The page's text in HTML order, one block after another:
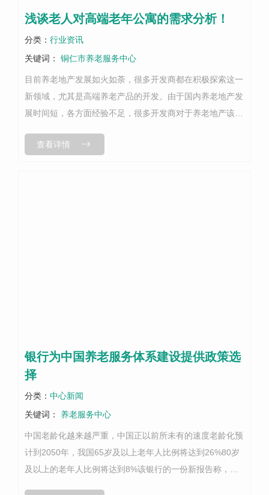
浅谈老人对高端老年公寓的需求分析！
分类： 行业资讯
关键词：
铜仁市养老服务中心
目前养老地产发展如火如荼，很多开发商都在积极探索这一
新领域，尤其是高端养老产品的开发。由于国内养老地产发
展时间短，各方面经验不足，很多开发商对于养老地产该怎
商对高端养老产品还没有形成清晰的...
查看详情
银行为中国养老服务体系建设提供政策选
择
分类： 中心新闻
关键词：
养老服务中心
中国老龄化越来越严重，中国正以前所未有的速度老龄化预
计到2050年，我国65岁及以上老年人比例将达到26%80岁
及以上的老年人比例将达到8%该银行的一份新报告称，为